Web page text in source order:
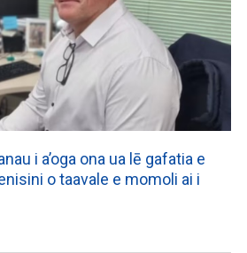
i a’oga ona ua lē gafatia e
o taavale e momoli ai i